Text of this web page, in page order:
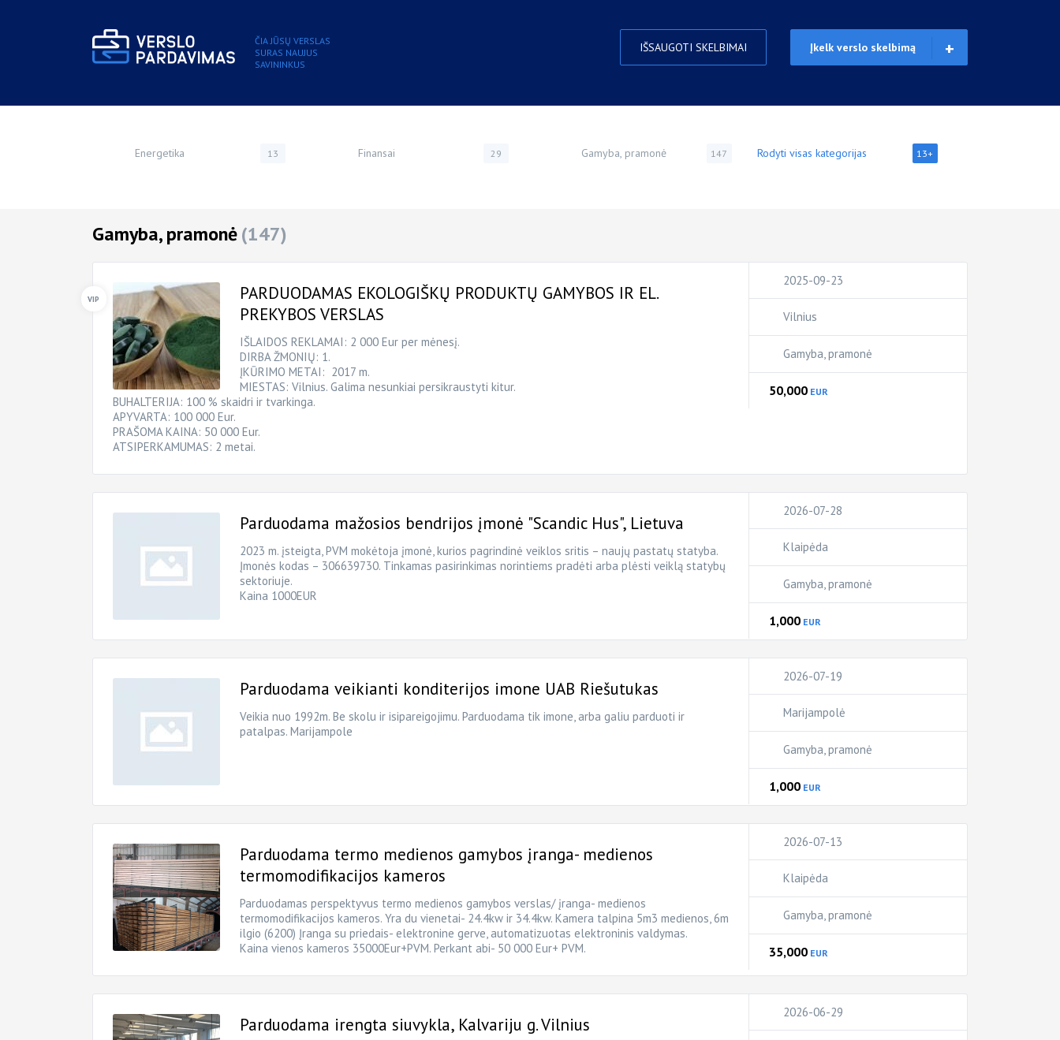
ČIA JŪSŲ VERSLAS
SURAS NAUJUS
SAVININKUS
IŠSAUGOTI SKELBIMAI Įkelk verslo skelbimą
Energetika 13 Finansai 29 Gamyba, pramonė 147 Rodyti visas kategorijas 13+
Gamyba, pramonė(147)
PARDUODAMAS EKOLOGIŠKŲ PRODUKTŲ GAMYBOS IR EL.
PREKYBOS VERSLAS
IŠLAIDOS REKLAMAI: 2 000 Eur per mėnesį.
DIRBA ŽMONIŲ: 1.
ĮKŪRIMO METAI: 2017 m.
MIESTAS: Vilnius. Galima nesunkiai persikraustyti kitur.
BUHALTERIJA: 100 % skaidri ir tvarkinga.
APYVARTA: 100 000 Eur.
PRAŠOMA KAINA: 50 000 Eur.
ATSIPERKAMUMAS: 2 metai.
2025-09-23
Vilnius
Gamyba, pramonė
50,000 EUR
Parduodama mažosios bendrijos įmonė "Scandic Hus", Lietuva
2023 m. įsteigta, PVM mokėtoja įmonė, kurios pagrindinė veiklos sritis – naujų pastatų statyba.
Įmonės kodas – 306639730. Tinkamas pasirinkimas norintiems pradėti arba plėsti veiklą statybų
sektoriuje.
Kaina 1000EUR
2026-07-28
Klaipėda
Gamyba, pramonė
1,000 EUR
Parduodama veikianti konditerijos imone UAB Riešutukas
Veikia nuo 1992m. Be skolu ir isipareigojimu. Parduodama tik imone, arba galiu parduoti ir
patalpas. Marijampole
2026-07-19
Marijampolė
Gamyba, pramonė
1,000 EUR
Parduodama termo medienos gamybos įranga- medienos
termomodifikacijos kameros
Parduodamas perspektyvus termo medienos gamybos verslas/ įranga- medienos
termomodifikacijos kameros. Yra du vienetai- 24.4kw ir 34.4kw. Kamera talpina 5m3 medienos, 6m
ilgio (6200) Įranga su priedais- elektronine gerve, automatizuotas elektroninis valdymas.
Kaina vienos kameros 35000Eur+PVM. Perkant abi- 50 000 Eur+ PVM.
2026-07-13
Klaipėda
Gamyba, pramonė
35,000 EUR
Parduodama irengta siuvykla, Kalvariju g. Vilnius
2026-06-29